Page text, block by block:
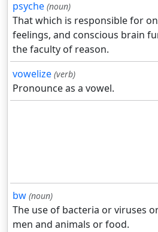
psyche (noun)
That which is responsible for
feelings, and conscious brain
the faculty of reason.
vowelize (verb)
Pronounce as a vowel.
bw (noun)
The use of bacteria or viruses
men and animals or food.